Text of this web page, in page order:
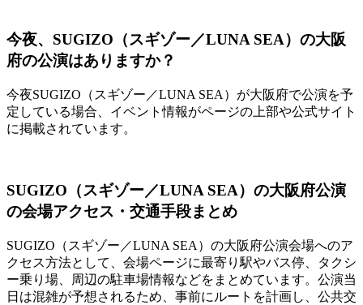
今夜、SUGIZO（スギゾー／LUNA SEA）の大阪
府の公演はありますか？
今夜SUGIZO（スギゾー／LUNA SEA）が大阪府で公演を予
定している場合、イベント情報がページの上部や公式サイト
に掲載されています。
SUGIZO（スギゾー／LUNA SEA）の大阪府公演
の会場アクセス・交通手段まとめ
SUGIZO（スギゾー／LUNA SEA）の大阪府公演会場へのア
クセス方法として、会場ページに最寄り駅やバス停、タクシ
ー乗り場、周辺の駐車場情報などをまとめています。公演当
日は混雑が予想されるため、事前にルートを計画し、公共交